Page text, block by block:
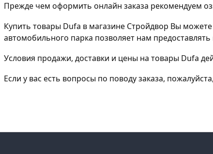
Прежде чем оформить онлайн заказа рекомендуем
Купить товары Dufa в магазине Стройдвор Вы
автомобильного парка позволяет нам
Условия продажи, доставки и цены на товары Dufa
Если у вас есть вопросы по поводу заказа,